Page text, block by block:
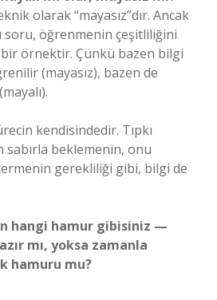
olarak “mayasız”dır. Ancak
soru, öğrenmenin çeşitliliğini
örnektir. Çünkü bazen bilgi
(mayasız), bazen de
kendisindedir. Tıpkı
beklemenin, onu
gerekliliği gibi, bilgi de
hangi hamur gibisiniz —
mı, yoksa zamanla
hamuru mu?